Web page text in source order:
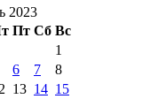
2023
Пт Сб Вс
1
6 7
8
13 14 15